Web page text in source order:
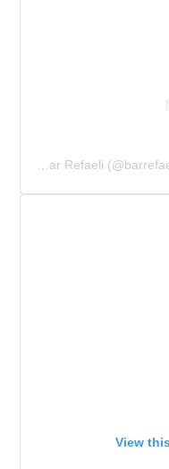
A post shared by Bar Refaeli (@barrefaeli)
View